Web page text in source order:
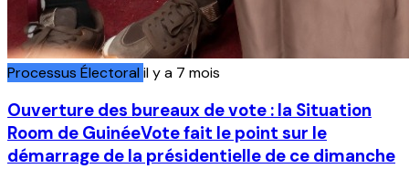
Processus Électoralil y a 7 mois
Ouverture des bureaux de vote : la Situation
Room de GuinéeVote fait le point sur le
démarrage de la présidentielle de ce dimanche